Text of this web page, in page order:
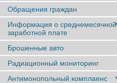
Обращения граждан
Информация о среднемесячной
заработной плате
Брошенные авто
Радиационный мониторинг
Антимонопольный комплаенс